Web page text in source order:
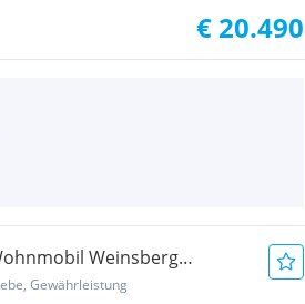
€ 20.490
Weinsberg
Pepper S...
Gewährleistung